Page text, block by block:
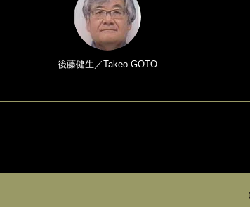
後藤健生／Takeo GOTO